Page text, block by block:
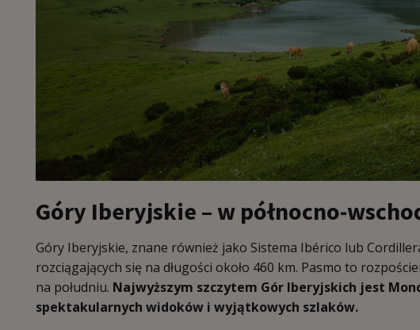
Góry Iberyjskie – w północno-
Góry Iberyjskie, znane również jako Sistema Ibérico lub
rozciągających się na długości około 460 km. Pasmo to
na południu. Najwyższym szczytem Gór Iberyjskich jest
spektakularnych widoków i wyjątkowych szlaków.